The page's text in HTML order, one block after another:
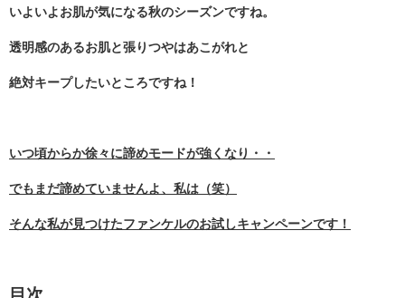
いよいよお肌が気になる秋のシーズンですね。
透明感のあるお肌と張りつやはあこがれと
絶対キープしたいところですね！
いつ頃からか徐々に諦めモードが強くなり・・
でもまだ諦めていませんよ、私は（笑）
そんな私が見つけたファンケルのお試しキャンペーンです！